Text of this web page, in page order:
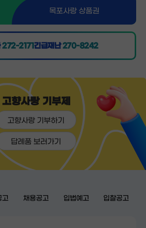
목포사랑 상품권
272-2171 긴급재난270-8242
고향사랑 기부제
고향사랑 기부하기
답례품 보러가기
고 채용공고 입법예고 입찰공고